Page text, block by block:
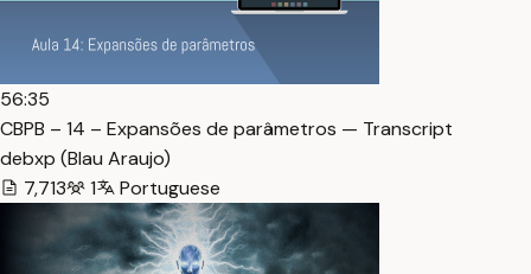
56:35
CBPB – 14 – Expansões de parâmetros — Transcript
debxp (Blau Araujo)
7,713
1 Portuguese